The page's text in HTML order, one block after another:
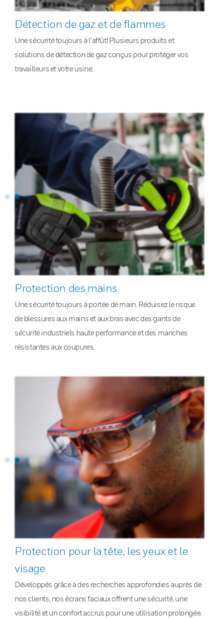
Détection de gaz et de flammes
Une sécurité toujours à l’affût! Plusieurs produits et
solutions de détection de gaz conçus pour protéger vos
travailleurs et votre usine.
Protection des mains
Une sécurité toujours à portée de main. Réduisez le risque
de blessures aux mains et aux bras avec des gants de
sécurité industriels haute performance et des manches
résistantes aux coupures.
Protection pour la tête, les yeux et le
visage
Développés grâce à des recherches approfondies auprès de
nos clients, nos écrans faciaux offrent une sécurité, une
visibilité et un confort accrus pour une utilisation prolongée.